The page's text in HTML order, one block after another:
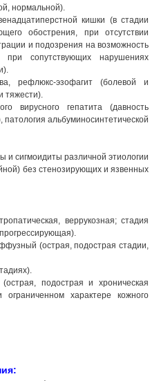
нормальной).
кишки (в стадии
обострения, при отсутствии
и подозрения на возможность
при сопутствующих нарушениях
рефлюкс-эзофагит (болевой и
тяжести).
вирусного гепатита (давность
альбуминосинтетической
и сигмоидиты различной этиологии
без стенозирующих и язвенных
веррукозная; стадия
(острая, подострая стадии,
подострая и хроническая
характере кожного